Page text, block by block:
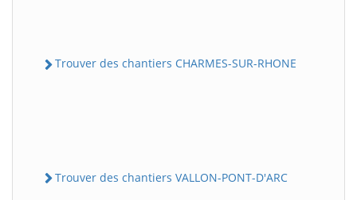
Trouver des chantiers CHARMES-SUR-RHONE
Trouver des chantiers VALLON-PONT-D'ARC